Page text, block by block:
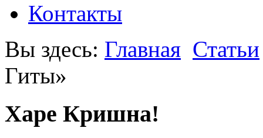
Контакты
Вы здесь: Главная Статьи
Гиты»
Харе Кришна!